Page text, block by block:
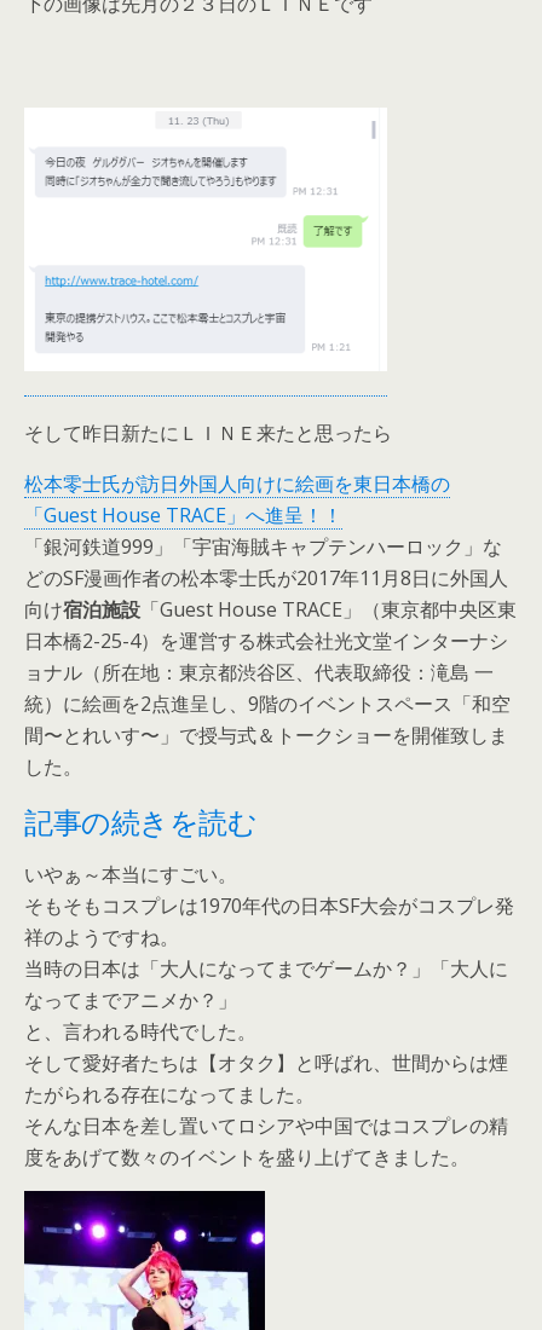
そして昨日新たにＬＩＮＥ来たと思ったら
松本零士氏が訪日外国人向けに絵画を東日本橋の
「Guest House TRACE」へ進呈！！
「銀河鉄道999」「宇宙海賊キャプテンハーロック」な
どのSF漫画作者の松本零士氏が2017年11月8日に外国人
向け宿泊施設 「Guest House TRACE」（東京都中央区東
日本橋2-25-4）を運営する株式会社光文堂インターナシ
ョナル（所在地：東京都渋谷区、代表取締役：滝島 一
統）に絵画を2点進呈し、9階のイベントスペース「和空
間〜とれいす〜」で授与式＆トークショーを開催致しま
した。
記事の続きを読む
いやぁ～本当にすごい。
そもそもコスプレは1970年代の日本SF大会がコスプレ発
祥のようですね。
当時の日本は「大人になってまでゲームか？」「大人に
なってまでアニメか？」
と、言われる時代でした。
そして愛好者たちは【オタク】と呼ばれ、世間からは煙
たがられる存在になってました。
そんな日本を差し置いてロシアや中国ではコスプレの精
度をあげて数々のイベントを盛り上げてきました。